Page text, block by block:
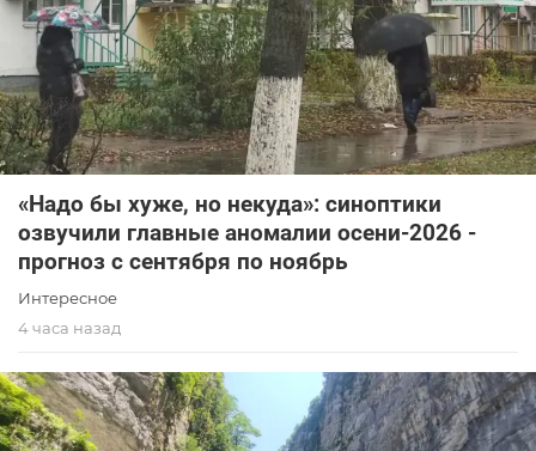
«Надо бы хуже, но некуда»: синоптики
озвучили главные аномалии осени-2026 -
прогноз с сентября по ноябрь
Интересное
4 часа назад